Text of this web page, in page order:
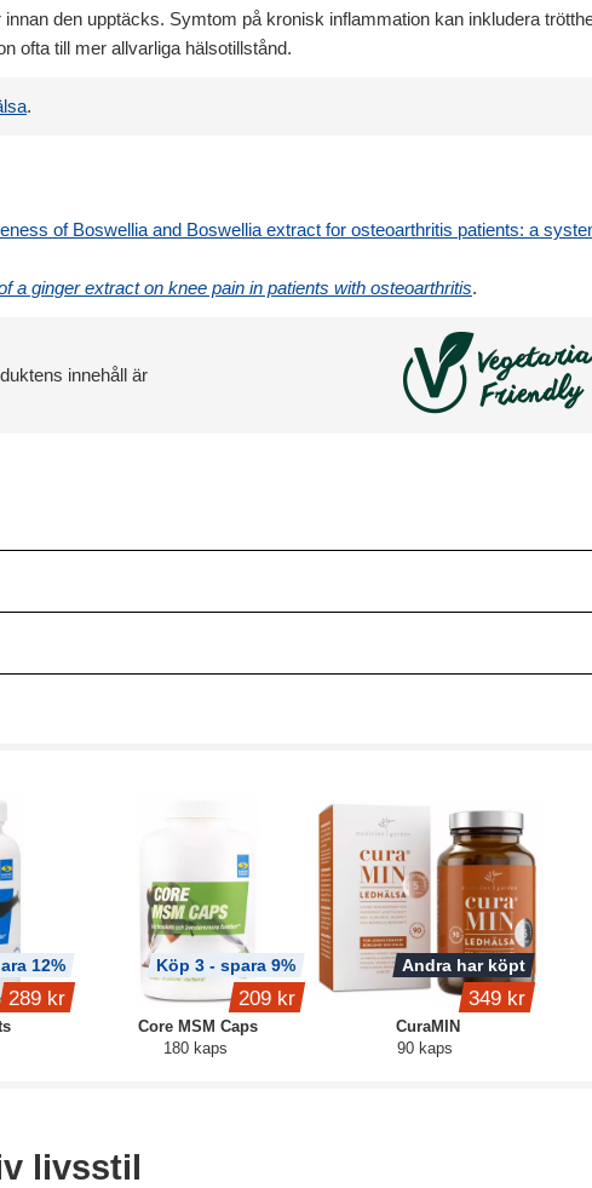
den upptäcks. Symtom på kronisk inflammation kan inkludera
ofta till mer allvarliga hälsotillstånd.
.
of Boswellia and Boswellia extract for osteoarthritis patients: a
a ginger extract on knee pain in patients with osteoarthritis.
innehåll är
12%
289 kr
Core MSM Caps
180 kaps
Köp 3 - spara 9%
209 kr
CuraMIN
90 kaps
Andra har köpt
349 kr
livsstil